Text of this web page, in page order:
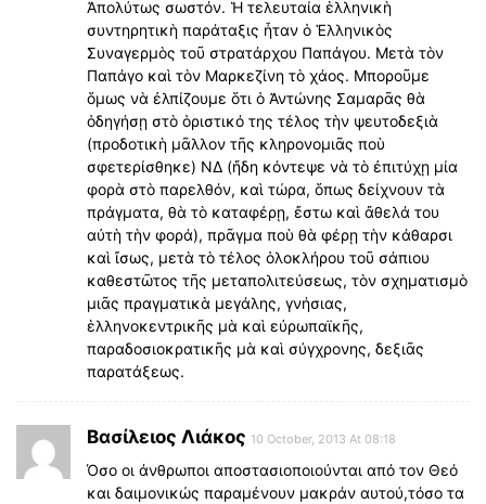
Ἀπολύτως σωστόν. Ἡ τελευταία ἑλληνικὴ
συντηρητικὴ παράταξις ἦταν ὁ Ἑλληνικὸς
Συναγερμὸς τοῦ στρατάρχου Παπάγου. Μετὰ τὸν
Παπάγο καὶ τὸν Μαρκεζίνη τὸ χάος. Μποροῦμε
ὅμως νὰ ἐλπίζουμε ὅτι ὁ Ἀντώνης Σαμαρᾶς θὰ
ὁδηγήσῃ στὸ ὁριστικό της τέλος τὴν ψευτοδεξιὰ
(προδοτικὴ μᾶλλον τῆς κληρονομιᾶς ποὺ
σφετερίσθηκε) ΝΔ (ἤδη κόντεψε νὰ τὸ ἐπιτύχῃ μία
φορὰ στὸ παρελθόν, καὶ τώρα, ὅπως δείχνουν τὰ
πράγματα, θὰ τὸ καταφέρῃ, ἔστω καὶ ἄθελά του
αὐτὴ τὴν φορά), πρᾶγμα ποὺ θὰ φέρῃ τὴν κάθαρσι
καὶ ἴσως, μετὰ τὸ τέλος ὁλοκλήρου τοῦ σάπιου
καθεστῶτος τῆς μεταπολιτεύσεως, τὸν σχηματισμὸ
μιᾶς πραγματικὰ μεγάλης, γνήσιας,
ἑλληνοκεντρικῆς μὰ καὶ εὐρωπαϊκῆς,
παραδοσιοκρατικῆς μὰ καὶ σύγχρονης, δεξιᾶς
παρατάξεως.
Βασίλειος Λιάκος 10 October, 2013 At 08:18
Όσο οι άνθρωποι αποστασιοποιούνται από τον Θεό
και δαιμονικώς παραμένουν μακράν αυτού,τόσο τα